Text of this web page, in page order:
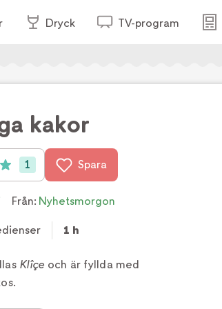
Dryck TV-program
kakor
röster)
1 Spara
Från: Nyhetsmorgon
1 h
Klîçe och är fyllda med